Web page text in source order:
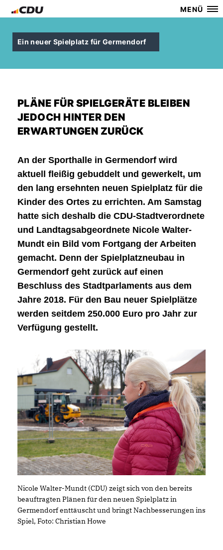
MENÜ
Ein neuer Spielplatz für Germendorf
PLÄNE FÜR SPIELGERÄTE BLEIBEN
JEDOCH HINTER DEN
ERWARTUNGEN ZURÜCK
An der Sporthalle in Germendorf wird
aktuell fleißig gebuddelt und gewerkelt, um
den lang ersehnten neuen Spielplatz für die
Kinder des Ortes zu errichten. Am Samstag
hatte sich deshalb die CDU-Stadtverordnete
und Landtagsabgeordnete Nicole Walter-
Mundt ein Bild vom Fortgang der Arbeiten
gemacht. Denn der Spielplatzneubau in
Germendorf geht zurück auf einen
Beschluss des Stadtparlaments aus dem
Jahre 2018. Für den Bau neuer Spielplätze
werden seitdem 250.000 Euro pro Jahr zur
Verfügung gestellt.
Nicole Walter-Mundt (CDU) zeigt sich von den bereits
beauftragten Plänen für den neuen Spielplatz in
Germendorf enttäuscht und bringt Nachbesserungen ins
Spiel, Foto: Christian Howe